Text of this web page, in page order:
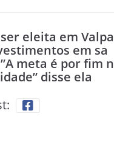
eleita em Valpa
em sa
meta é por fim n
disse ela